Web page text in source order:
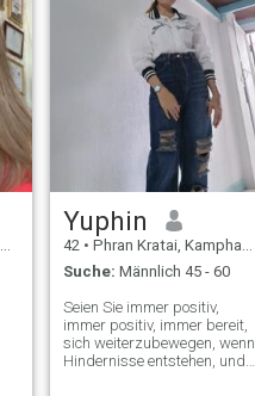
Yuphin
42 • Phran Kratai, Kamphaeng Phet, Thailand
Suche: Männlich 45 - 60
Seien Sie immer positiv,
immer positiv, immer bereit,
sich weiterzubewegen, wenn
Hindernisse entstehen, und